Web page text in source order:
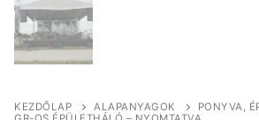
KEZDŐLAP ALAPANYAGOK PONYVA,